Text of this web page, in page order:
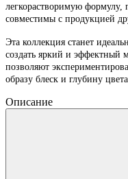
легкорастворимую
совместимы с продукцией
Эта коллекция станет
создать яркий и эффектный
позволяют
образу блеск и глубину цвета.
Описание